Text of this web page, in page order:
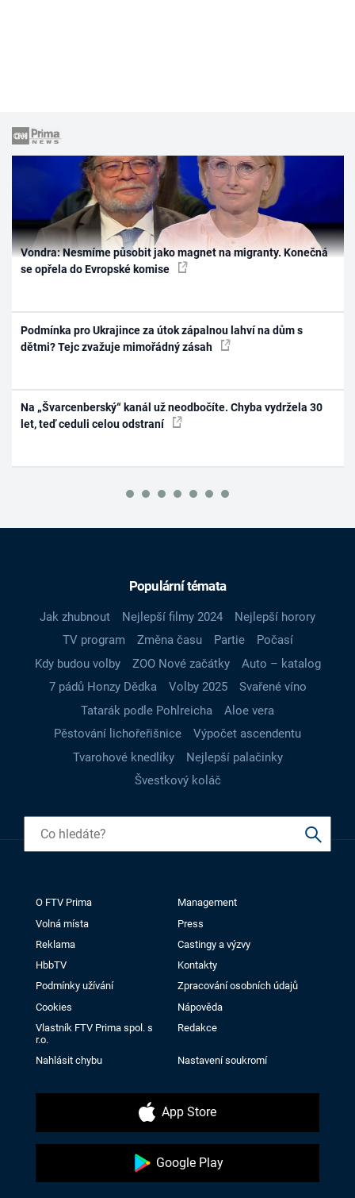
Vondra: Nesmíme působit jako magnet na migranty. Konečná
se opřela do Evropské komise
Podmínka pro Ukrajince za útok zápalnou lahví na dům s
dětmi? Tejc zvažuje mimořádný zásah
Na „Švarcenberský“ kanál už neodbočíte. Chyba vydržela 30
let, teď ceduli celou odstraní
Populární témata
Jak zhubnout Nejlepší filmy 2024
Nejlepší horory
TV program
Změna času Partie
Počasí
Kdy budou volby
ZOO Nové začátky
Auto – katalog
7 pádů Honzy Dědka
Volby 2025
Svařené víno
Tatarák podle Pohlreicha
Aloe vera
Pěstování lichořeřišnice
Výpočet ascendentu
Tvarohové knedlíky
Nejlepší palačinky
Švestkový koláč
O FTV Prima
Management
Volná místa
Press
Reklama
Castingy a výzvy
HbbTV
Kontakty
Podmínky užívání
Zpracování osobních údajů
Cookies
Nápověda
Vlastník FTV Prima spol. s
r.o.
Redakce
Nahlásit chybu Nastavení soukromí
App Store
Google Play